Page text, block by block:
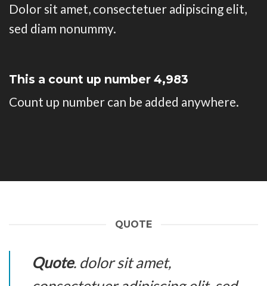
Dolor sit amet, consectetuer adipiscing elit,
sed diam nonummy.
This a count up number 4,998
Count up number can be added anywhere.
QUOTE
Quote. dolor sit amet,